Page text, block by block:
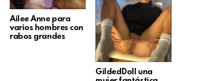
Ailee Anne para
varios hombres con
rabos grandes
GildedDoll una